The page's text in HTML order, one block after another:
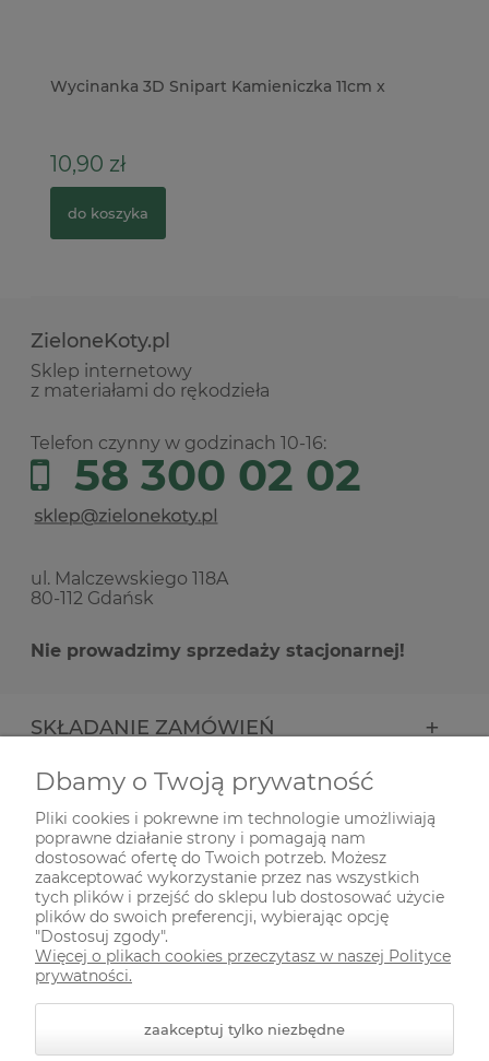
Wycinanka 3D Snipart Kamieniczka 11cm x
10,90 zł
do koszyka
ZieloneKoty.pl
Sklep internetowy
z materiałami do rękodzieła
Telefon czynny w godzinach 10-16:
58 300 02 02
ul. Malczewskiego 118A
80-112 Gdańsk
Nie prowadzimy sprzedaży stacjonarnej!
SKŁADANIE ZAMÓWIEŃ
INFORMACJE
ODWIEDŹ NAS NA
Dbamy o Twoją prywatność
Pliki cookies i pokrewne im technologie umożliwiają
poprawne działanie strony i pomagają nam
dostosować ofertę do Twoich potrzeb. Możesz
zaakceptować wykorzystanie przez nas wszystkich
tych plików i przejść do sklepu lub dostosować użycie
plików do swoich preferencji, wybierając opcję
"Dostosuj zgody".
Więcej o plikach cookies przeczytasz w naszej Polityce
prywatności.
zaakceptuj tylko niezbędne